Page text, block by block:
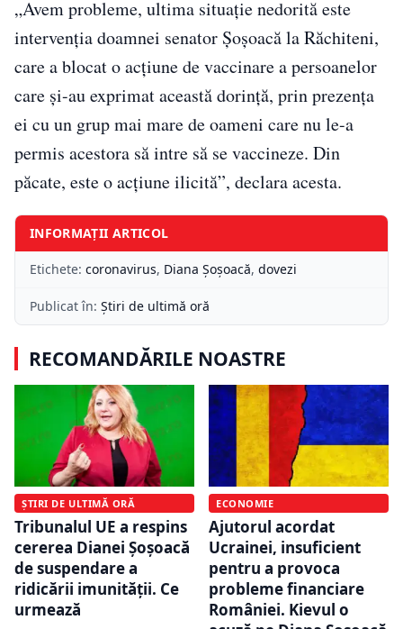
„Avem probleme, ultima situație nedorită este
intervenția doamnei senator Șoșoacă la Răchiteni,
care a blocat o acțiune de vaccinare a persoanelor
care și-au exprimat această dorință, prin prezența
ei cu un grup mai mare de oameni care nu le-a
permis acestora să intre să se vaccineze. Din
păcate, este o acțiune ilicită”, declara acesta.
INFORMAȚII ARTICOL
Etichete: coronavirus, Diana Șoșoacă, dovezi
Publicat în: Știri de ultimă oră
RECOMANDĂRILE NOASTRE
ȘTIRI DE ULTIMĂ ORĂ
Tribunalul UE a respins
cererea Dianei Șoșoacă
de suspendare a
ridicării imunității. Ce
urmează
ECONOMIE
Ajutorul acordat
Ucrainei, insuficient
pentru a provoca
probleme financiare
României. Kievul o